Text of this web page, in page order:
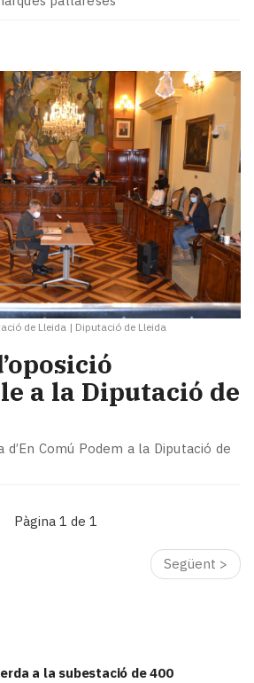
de Lleida | Diputació de Lleida
a la Diputació de
Comú Podem a la Diputació de
Pàgina 1 de 1
Següent >
a la subestació de 400